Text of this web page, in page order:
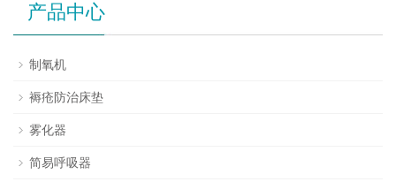
产品中心
制氧机
褥疮防治床垫
雾化器
简易呼吸器